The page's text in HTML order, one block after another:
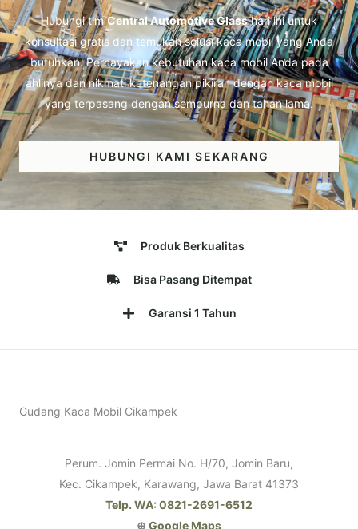
Hubungi timCentral Automotive Glasshari ini untuk
konsultasi gratis dan temukan solusi kaca mobil yang Anda
butuhkan. Percayakan kebutuhan kaca mobil Anda pada
ahlinya dan nikmati ketenangan pikiran dengan kaca mobil
yang terpasang dengan sempurna dan tahan lama.
HUBUNGI KAMI SEKARANG
Produk Berkualitas
Bisa Pasang Ditempat
Garansi 1 Tahun
Gudang Kaca Mobil Cikampek
Perum. Jomin Permai No. H/70, Jomin Baru,
Kec. Cikampek, Karawang, Jawa Barat 41373
Telp. WA: 0821-2691-6512
⊕ Google Maps